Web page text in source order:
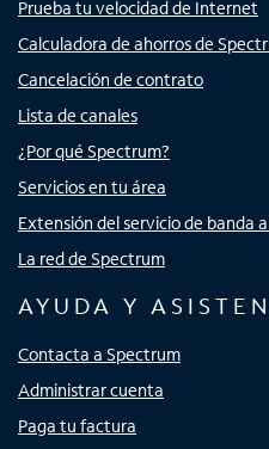
Prueba tu velocidad de Internet
Calculadora de ahorros de
Cancelación de contrato
Lista de canales
¿Por qué Spectrum?
Servicios en tu área
Extensión del servicio de banda
La red de Spectrum
AYUDA Y
Contacta a Spectrum
Administrar cuenta
Paga tu factura